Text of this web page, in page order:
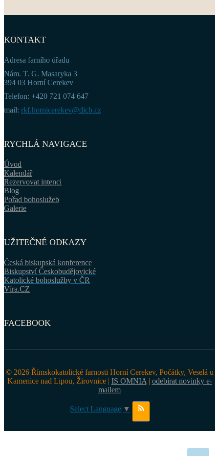
KONTAKT
Adresa farního úřadu
Nám. T. G. Masaryka 3
394 03 Horní Cerekev
Telefon: +420 721 074 647
mail: rkf.hornicerekev@dicb.cz
RYCHLÁ NAVIGACE
Úvod
Kalendář
Rezervovat intenci
Blog
Pořad bohoslužeb
Galerie
UŽITEČNÉ ODKAZY
Česká biskupská konference
Biskupství Českobudějovické
Katolické bohoslužby v ČR
Víra.CZ
FACEBOOK
© 2026 Římskokatolické farnosti Horní Cerekev, Počátky, Veselá u
Kamenice nad Lipou, Žirovnice | IS OMNIA | odebírat novinky e-
mailem
Select Language ▼